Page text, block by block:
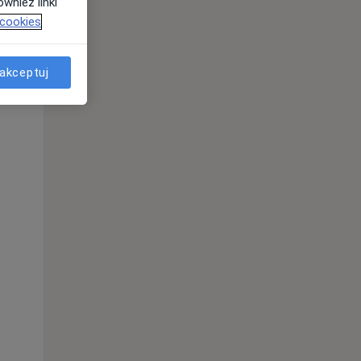
Pon,
10 Sie